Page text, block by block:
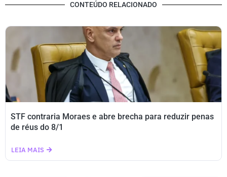
CONTEÚDO RELACIONADO
STF contraria Moraes e abre brecha para reduzir penas
de réus do 8/1
LEIA MAIS